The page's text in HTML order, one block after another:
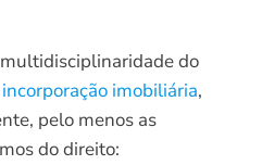
do
incorporação imobiliária,
pelo menos as
do direito: